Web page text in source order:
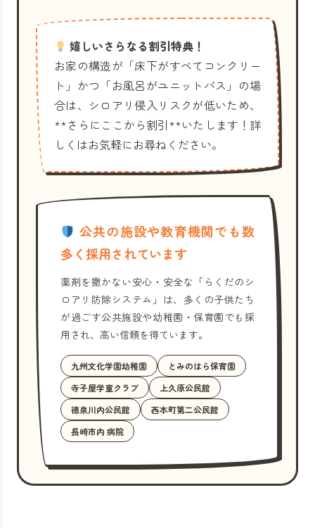
嬉しいさらなる割引特典！
お家の構造が「床下がすべてコンクリー
ト」かつ「お風呂がユニットバス」の場
合は、シロアリ侵入リスクが低いため、
**さらにここから割引**いたします！詳
しくはお気軽にお尋ねください。
公共の施設や教育機関でも数
多く採用されています
薬剤を撒かない安心・安全な「らくだのシ
ロアリ防除システム」は、多くの子供たち
が過ごす公共施設や幼稚園・保育園でも採
用され、高い信頼を得ています。
九州文化学園幼稚園
とみのはら保育園
寺子屋学童クラブ
上久原公民館
徳泉川内公民館
西本町第二公民館
長崎市内 病院